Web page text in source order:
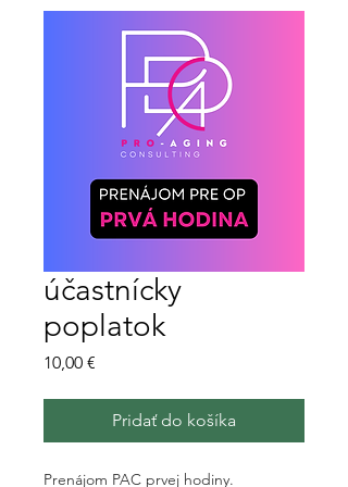
účastnícky
poplatok
10,00 €
Pridať do košíka
Prenájom PAC prvej hodiny.